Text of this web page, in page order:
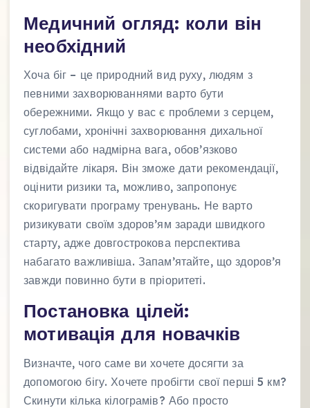
Медичний огляд: коли він
необхідний
Хоча біг – це природний вид руху, людям з
певними захворюваннями варто бути
обережними. Якщо у вас є проблеми з серцем,
суглобами, хронічні захворювання дихальної
системи або надмірна вага, обов’язково
відвідайте лікаря. Він зможе дати рекомендації,
оцінити ризики та, можливо, запропонує
скоригувати програму тренувань. Не варто
ризикувати своїм здоров’ям заради швидкого
старту, адже довгострокова перспектива
набагато важливіша. Запам’ятайте, що здоров’я
завжди повинно бути в пріоритеті.
Постановка цілей:
мотивація для новачків
Визначте, чого саме ви хочете досягти за
допомогою бігу. Хочете пробігти свої перші 5 км?
Скинути кілька кілограмів? Або просто